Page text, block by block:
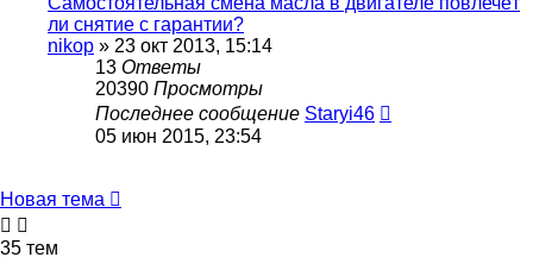
ли снятие с гарантии?
nikop » 23 окт 2013, 15:14
13 Ответы
20390 Просмотры
Последнее сообщение Staryi46
05 июн 2015, 23:54
Новая тема
35 тем